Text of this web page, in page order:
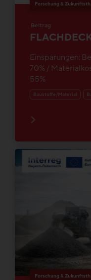
Beitrag
Einsparungen:
70% /
55%
Baustoffe/Material